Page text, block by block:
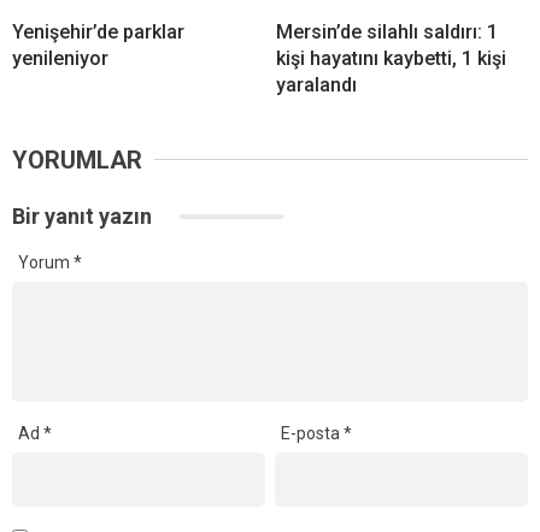
Yenişehir’de parklar
yenileniyor
Mersin’de silahlı saldırı: 1
kişi hayatını kaybetti, 1 kişi
yaralandı
YORUMLAR
Bir yanıt yazın
Yorum *
Ad * E-posta*